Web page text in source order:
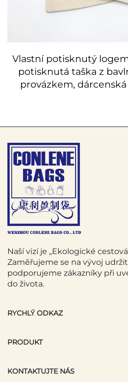
Vlastní potisknutý
potisknutá taška z
provázkem,
Naší vizí je „Ekologické
Zaměřujeme se na vývoj
podporujeme zákazníky při
do života.
RYCHLÝ ODKAZ
PRODUKT
KONTAKTUJTE NÁS